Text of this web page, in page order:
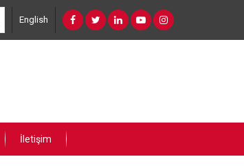
English
İletişim